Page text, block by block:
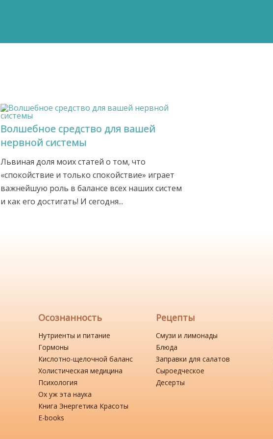
Волшебное средство для вашей
нервной системы
Львиная доля моих статей о том, что
«спокойствие и только спокойствие» играет
важнейшую роль в балансе всех наших систем
и как его достигать! И сегодня...
Осознанность
Нутриенты и питание
Гормоны
Кислотно-щелочной баланс
Холистическая медицина
Психология
Ох уж эта наука
Книга Энергетика Красоты
Е-books
Рецепты
Смузи и лимонады
Блюда
Заправки для салатов
Сыроедческое
Десерты